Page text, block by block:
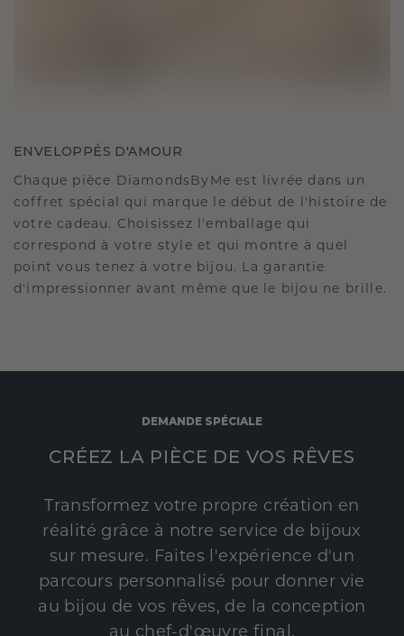
ENVELOPPÉS D'AMOUR
Chaque pièce DiamondsByMe est livrée dans un
coffret spécial qui marque le début de l'histoire de
votre cadeau. Choisissez l'emballage qui
correspond à votre style et qui montre à quel
point vous tenez à votre bijou. La garantie
d'impressionner avant même que le bijou ne brille.
DEMANDE SPÉCIALE
CRÉEZ LA PIÈCE DE VOS RÊVES
Transformez votre propre création en
réalité grâce à notre service de bijoux
sur mesure. Faites l'expérience d'un
parcours personnalisé pour donner vie
au bijou de vos rêves, de la conception
au chef-d'œuvre final.